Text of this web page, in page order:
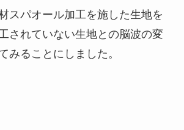
スパオール加工を施した生地を
されていない生地との脳波の変
みることにしました。